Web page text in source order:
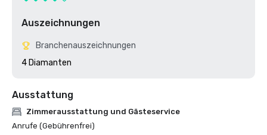
Auszeichnungen
Branchenauszeichnungen
4 Diamanten
Ausstattung
Zimmerausstattung und Gästeservice
Anrufe (Gebührenfrei)